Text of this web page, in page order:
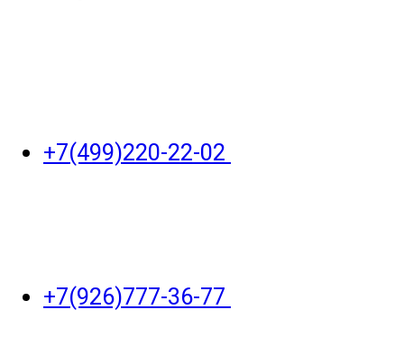
+7(499)220-22-02
+7(926)777-36-77